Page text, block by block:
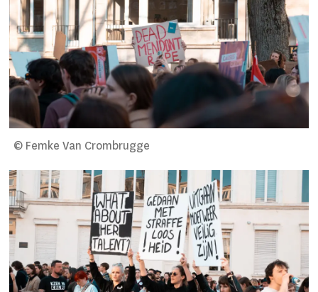
© Femke Van Crombrugge